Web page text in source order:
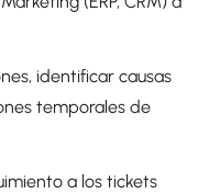
identificar causas
temporales de
a los tickets